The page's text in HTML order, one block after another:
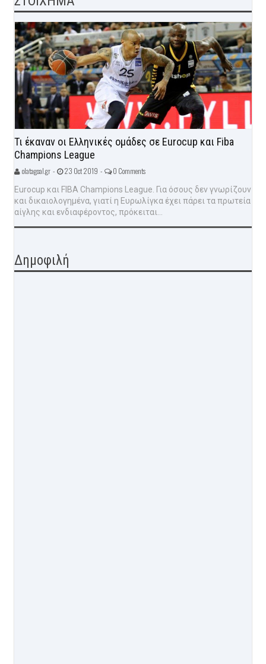
Τι έκαναν οι Ελληνικές ομάδες σε Eurocup και Fiba
Champions League
olatagoal.gr - 23 Oct 2019 - 0 Comments
Eurocup και FIBA Champions League. Για όσους δεν γνωρίζουν
και δικαιολογημένα, γιατί η Ευρωλίγκα έχει πάρει τα πρωτεία
αίγλης και ενδιαφέροντος, πρόκειται...
Δημοφιλή